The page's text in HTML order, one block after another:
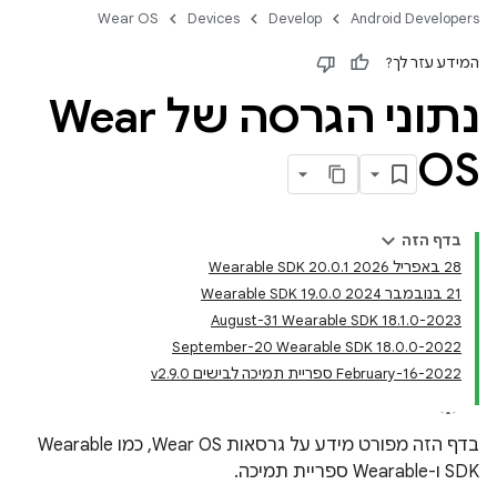
Android Developers
Develop
Devices
Wear OS
המידע עזר לך?
נתוני הגרסה של Wear
OS
בדף הזה
‫28 באפריל 2026 Wearable SDK 20.0.1
‫21 בנובמבר 2024 Wearable SDK 19.0.0
‫2023-August-31 Wearable SDK 18.1.0
‫2022-September-20 Wearable SDK 18.0.0
‫2022-February-16 ספריית תמיכה לבישים v2.9.0
בדף הזה מפורט מידע על גרסאות Wear OS, כמו Wearable
SDK ו-Wearable ספריית תמיכה.